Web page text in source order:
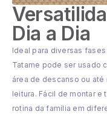
Dia a Dia
Ideal para diversas
Tatame pode ser usado
área de descanso ou
leitura. Fácil de montar e
rotina da família em